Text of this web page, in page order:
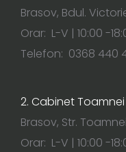
Brasov, Bdul.
Orar: L-V | 10:00 -
Telefon: 0368 440
2. Cabinet Toamnei
Brasov, Str.
Orar: L-V | 10:00 -